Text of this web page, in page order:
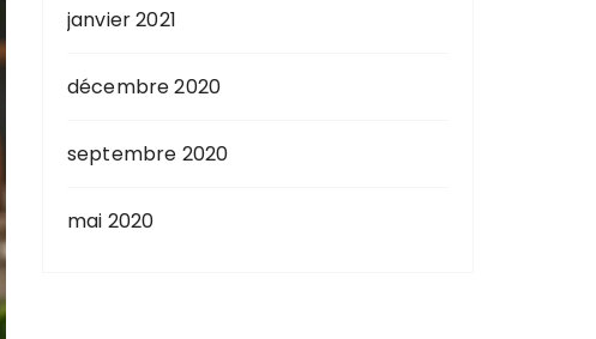
janvier 2021
décembre 2020
septembre 2020
mai 2020